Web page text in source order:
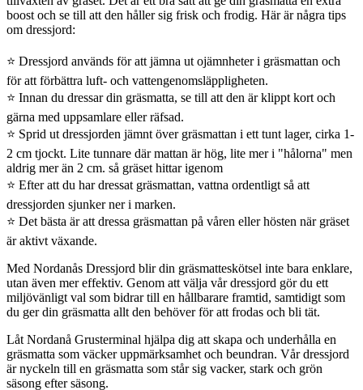
boost och se till att den håller sig frisk och frodig. Här är några tips
om dressjord:
⭐ Dressjord används för att jämna ut ojämnheter i gräsmattan och
för att förbättra luft- och vattengenomsläppligheten.
⭐ Innan du dressar din gräsmatta, se till att den är klippt kort och
gärna med uppsamlare eller räfsad.
⭐ Sprid ut dressjorden jämnt över gräsmattan i ett tunt lager, cirka 1-
2 cm tjockt. Lite tunnare där mattan är hög, lite mer i "hålorna" men
aldrig mer än 2 cm. så gräset hittar igenom
⭐ Efter att du har dressat gräsmattan, vattna ordentligt så att
dressjorden sjunker ner i marken.
⭐ Det bästa är att dressa gräsmattan på våren eller hösten när gräset
är aktivt växande.
Med Nordanås Dressjord blir din gräsmatteskötsel inte bara enklare,
utan även mer effektiv. Genom att välja vår dressjord gör du ett
miljövänligt val som bidrar till en hållbarare framtid, samtidigt som
du ger din gräsmatta allt den behöver för att frodas och bli tät.
Låt Nordanå Grusterminal hjälpa dig att skapa och underhålla en
gräsmatta som väcker uppmärksamhet och beundran. Vår dressjord
är nyckeln till en gräsmatta som står sig vacker, stark och grön
säsong efter säsong.